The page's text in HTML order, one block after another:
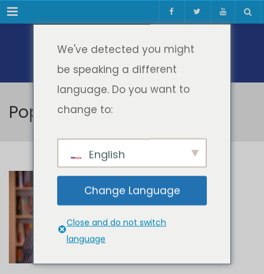
Meniul
Popa Valentin
Popa Valentin
We've detected you might
be speaking a different
language. Do you want to
change to:
English
Change Language
Close and do not switch
language